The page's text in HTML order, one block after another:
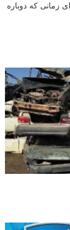
زمانی که دوباره